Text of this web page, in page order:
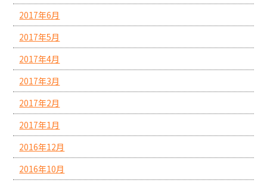
2017年6月
2017年5月
2017年4月
2017年3月
2017年2月
2017年1月
2016年12月
2016年10月